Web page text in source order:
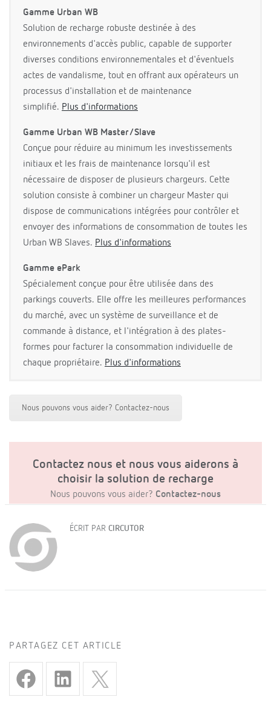
Gamme Urban WB
Solution de recharge robuste destinée à des
environnements d'accès public, capable de supporter
diverses conditions environnementales et d'éventuels
actes de vandalisme, tout en offrant aux opérateurs un
processus d'installation et de maintenance
simplifié. Plus d'informations
Gamme Urban WB Master/Slave
Conçue pour réduire au minimum les investissements
initiaux et les frais de maintenance lorsqu'il est
nécessaire de disposer de plusieurs chargeurs. Cette
solution consiste à combiner un chargeur Master qui
dispose de communications intégrées pour contrôler et
envoyer des informations de consommation de toutes les
Urban WB Slaves. Plus d'informations
Gamme ePark
Spécialement conçue pour être utilisée dans des
parkings couverts. Elle offre les meilleures performances
du marché, avec un système de surveillance et de
commande à distance, et l'intégration à des plates-
formes pour facturer la consommation individuelle de
chaque propriétaire. Plus d'informations
Nous pouvons vous aider? Contactez-nous
Contactez nous et nous vous aiderons à
choisir la solution de recharge
Nous pouvons vous aider? Contactez-nous
ÉCRIT PAR CIRCUTOR
PARTAGEZ CET ARTICLE